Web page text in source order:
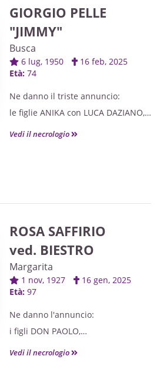
GIORGIO PELLE
"JIMMY"
Busca
6 lug, 1950
16 feb, 2025
Età: 74
Ne danno il triste annuncio:
le figlie ANIKA con LUCA DAZIANO,
DENISE con ANDREA BARICALLA,
Vedi il necrologio
ROSA SAFFIRIO
ved. BIESTRO
Margarita
1 nov, 1927
16 gen, 2025
Età: 97
Ne danno l'annuncio:
i figli DON PAOLO,
SILVIO,
Vedi il necrologio